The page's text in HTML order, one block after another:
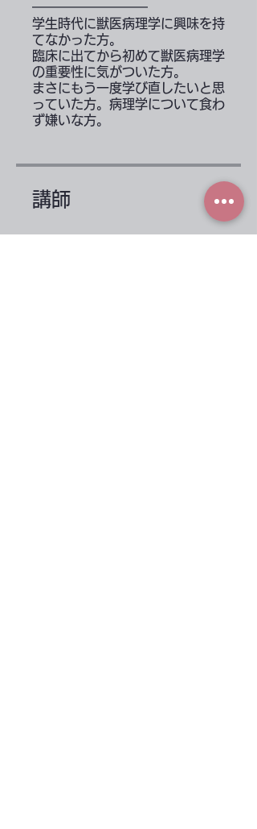
━━━━━━━━━
学生時代に獣医病理学に興味を持
てなかった方。
臨床に出てから初めて獣医病理学
の重要性に気がついた方。
まさにもう一度学び直したいと思
っていた方。病理学について食わ
講師